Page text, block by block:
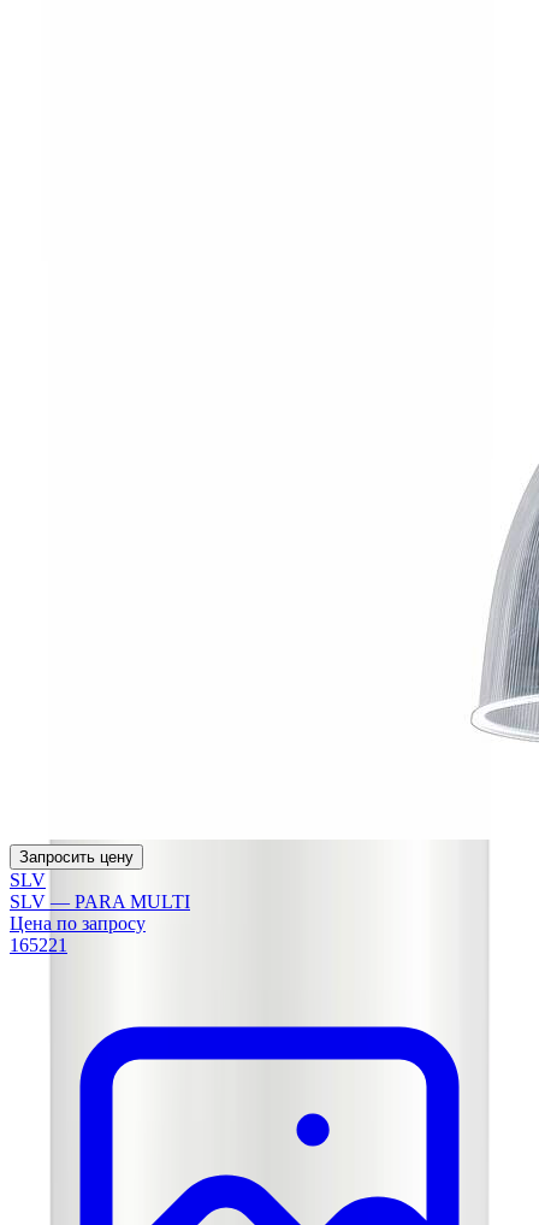
Запросить цену
SLV
SLV — PARA MULTI
Цена по запросу
165221